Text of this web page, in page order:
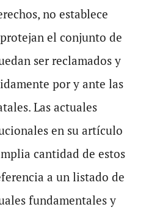
no establece
el conjunto de
ser reclamados y
por y ante las
Las actuales
en su artículo
cantidad de estos
a un listado de
fundamentales y